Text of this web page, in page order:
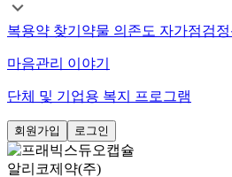
복용약 찾기 약물 의존도 자가점검
마음관리 이야기
단체 및 기업용 복지 프로그램
회원가입 로그인
알리코제약(주)